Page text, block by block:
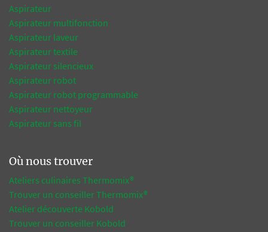
Aspirateur
Aspirateur multifonction
Aspirateur laveur
Aspirateur textile
Aspirateur silencieux
Aspirateur robot
Aspirateur robot programmable
Aspirateur nettoyeur
Aspirateur sans fil
Où nous trouver
Ateliers culinaires Thermomix®
Trouver un conseiller Thermomix®
Atelier découverte Kobold
Trouver un conseiller Kobold